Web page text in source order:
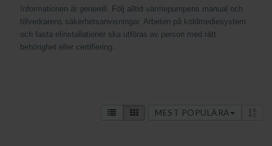
Informationen är generell. Följ alltid värmepumpens manual och
tillverkarens säkerhetsanvisningar. Arbeten på köldmediesystem
och fasta elinstallationer ska utföras av person med rätt
behörighet eller certifiering.
MEST POPULÄRA